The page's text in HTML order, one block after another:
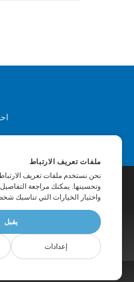
ملفات تعريف الارتباط
نحن نستخدم ملفات تعريف الارتباط
وتحسينها. يمكنك مراجعة
واختيار الخيارات التي تناسبك
يقبل
إعدادات